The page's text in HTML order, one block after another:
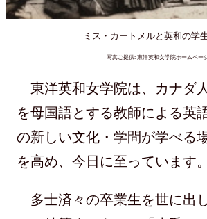
ミス・カートメルと英和の学
写真ご提供: 東洋英和女学院ホームペー
東洋英和女学院は、カナダ
を母国語とする教師による英
の新しい文化・学問が学べる
を高め、今日に至っています。
多士済々の卒業生を世に出